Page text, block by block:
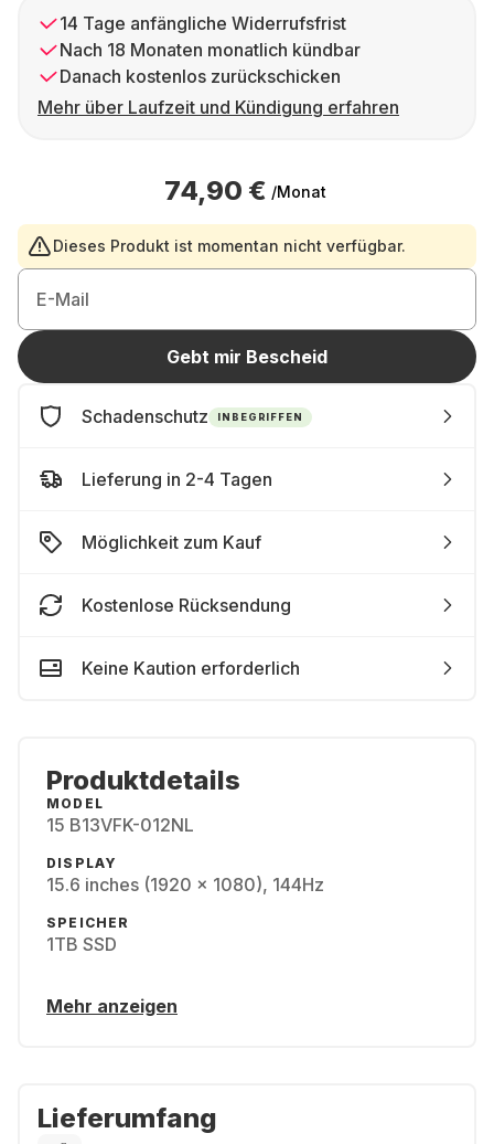
14 Tage anfängliche Widerrufsfrist
Nach 18 Monaten monatlich kündbar
Danach kostenlos zurückschicken
Mehr über Laufzeit und Kündigung erfahren
74,90 € /Monat
Dieses Produkt ist momentan nicht verfügbar.
E-Mail
Gebt mir Bescheid
Schadenschutz INBEGRIFFEN
Lieferung in 2-4 Tagen
Möglichkeit zum Kauf
Kostenlose Rücksendung
Keine Kaution erforderlich
Produktdetails
MODEL
15 B13VFK-012NL
DISPLAY
15.6 inches (1920 x 1080), 144Hz
SPEICHER
1TB SSD
Mehr anzeigen
Lieferumfang